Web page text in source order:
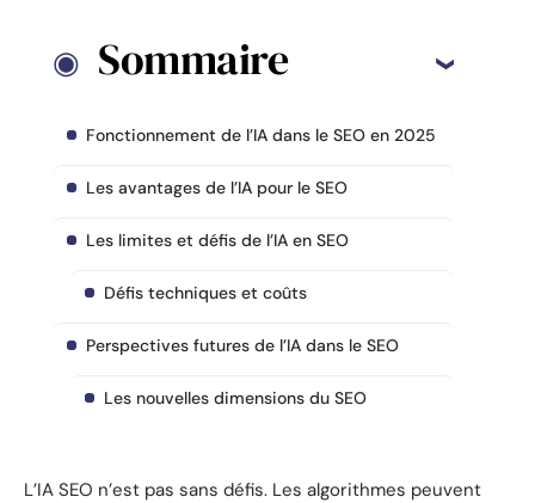
Sommaire
Fonctionnement de l’IA dans le SEO en 2025
Les avantages de l’IA pour le SEO
Les limites et défis de l’IA en SEO
Défis techniques et coûts
Perspectives futures de l’IA dans le SEO
Les nouvelles dimensions du SEO
L’IA SEO n’est pas sans défis. Les algorithmes peuvent